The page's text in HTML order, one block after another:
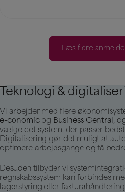
Læs flere
Teknologi &
Vi arbejder med flere
e-conomic og Business Central,
vælge det system, der passer
Digitalisering gør det muligt at
optimere arbejdsgange og få
Desuden tilbyder vi
regnskabssystem kan forbindes
lagerstyring eller